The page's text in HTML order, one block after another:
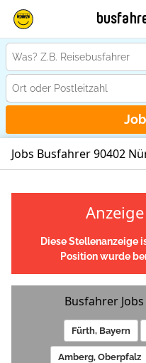
Jobs Busfahrer 90402
Diese Stellenanzeige
Position wurde
Busfahrer
Fürth, Bayern
Amberg, Oberpfalz